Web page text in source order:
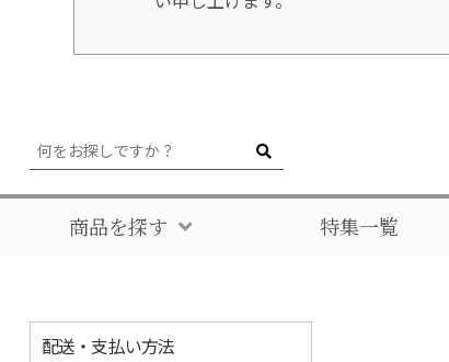
商品を探す 特集一覧
配送・支払い方法